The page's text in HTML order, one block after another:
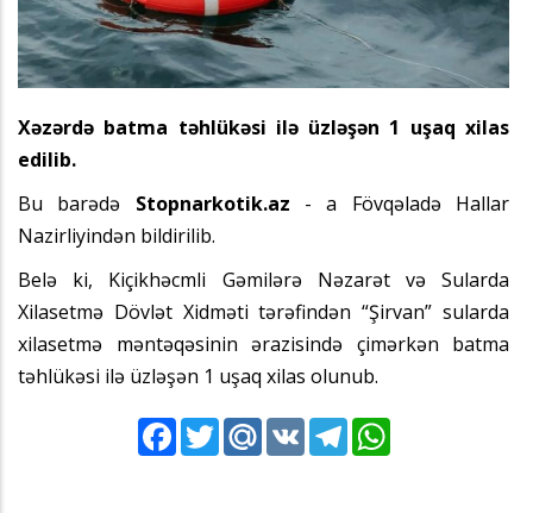
Xəzərdə batma təhlükəsi ilə üzləşən 1 uşaq xilas
edilib.
Bu barədə Stopnarkotik.az - a Fövqəladə Hallar
Nazirliyindən bildirilib.
Belə ki, Kiçikhəcmli Gəmilərə Nəzarət və Sularda
Xilasetmə Dövlət Xidməti tərəfindən “Şirvan” sularda
xilasetmə məntəqəsinin ərazisində çimərkən batma
təhlükəsi ilə üzləşən 1 uşaq xilas olunub.
FacebookTwitterMail.RuVK Telegram